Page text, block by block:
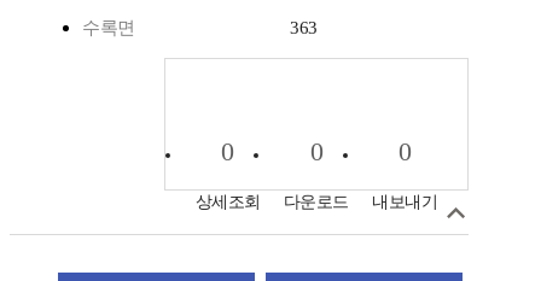
수록면 363
0
상세조회
0
다운로드
0
내보내기